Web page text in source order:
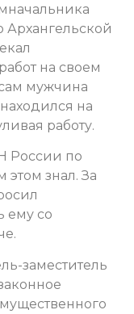
на своем
мужчина
на
работу.
России по
этом знал. За
ему со
заместитель